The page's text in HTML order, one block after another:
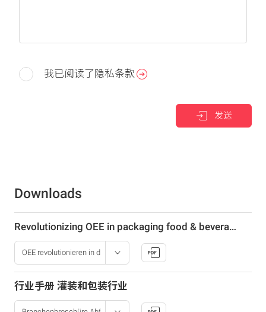
我已阅读了隐私条款
发送
Downloads
Revolutionizing OEE in packaging food & beverage
行业手册 灌装和包装行业